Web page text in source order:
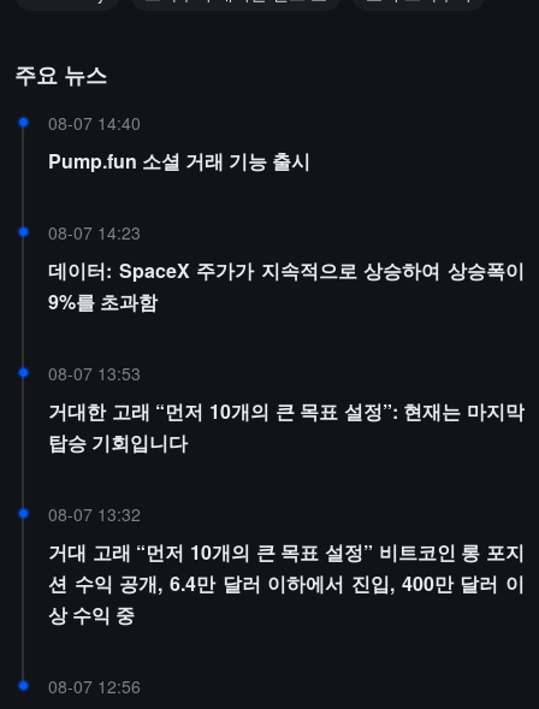
주요 뉴스
08-07 14:40
Pump.fun 소셜 거래 기능 출시
08-07 14:23
데이터: SpaceX 주가가 지속적으로 상승하여 상승폭이
9%를 초과함
08-07 13:53
거대한 고래 “먼저 10개의 큰 목표 설정”: 현재는 마지막
탑승 기회입니다
08-07 13:32
거대 고래 “먼저 10개의 큰 목표 설정” 비트코인 롱 포지
션 수익 공개, 6.4만 달러 이하에서 진입, 400만 달러 이
상 수익 중
08-07 12:56